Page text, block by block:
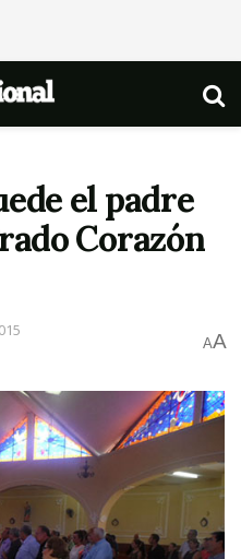
el padre
Corazón
AA